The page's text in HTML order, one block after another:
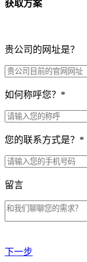
获取方案
贵公司的网址是？
如何称呼您？ *
您的联系方式是？ *
留言
下一步